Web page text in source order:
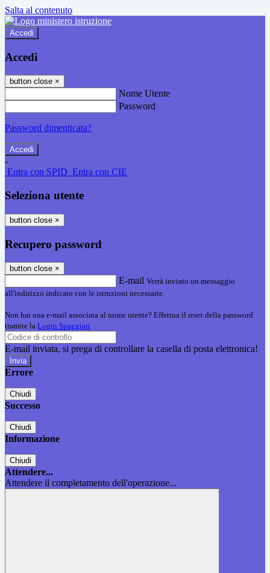
Salta al contenuto
Accedi
Accedi
button close ×
Nome Utente
Password
Password dimenticata?
-
Entra con SPID Entra con CIE
Seleziona utente
button close ×
Recupero password
button close ×
E-mail Verrà inviato un messaggio
all'indirizzo indicato con le istruzioni necessarie.
Non hai una e-mail associata al nome utente? Effettua il reset della password
tramite la Login Spaggiari
E-mail inviata, si prega di controllare la casella di posta elettronica!
Errore
Chiudi
Successo
Chiudi
Informazione
Chiudi
Attendere...
Attendere il completamento dell'operazione...